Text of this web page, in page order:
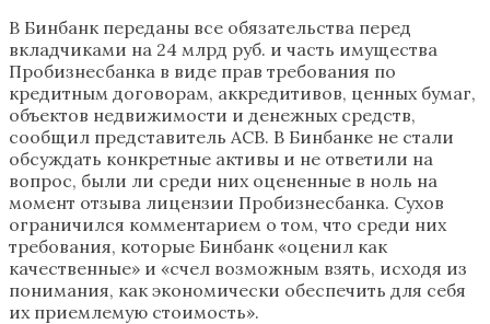
В Бинбанк переданы все обязательства перед
вкладчиками на 24 млрд руб. и часть имущества
Пробизнесбанка в виде прав требования по
кредитным договорам, аккредитивов, ценных бумаг,
объектов недвижимости и денежных средств,
сообщил представитель АСВ. В Бинбанке не стали
обсуждать конкретные активы и не ответили на
вопрос, были ли среди них оцененные в ноль на
момент отзыва лицензии Пробизнесбанка. Сухов
ограничился комментарием о том, что среди них
требования, которые Бинбанк «оценил как
качественные» и «счел возможным взять, исходя из
понимания, как экономически обеспечить для себя
их приемлемую стоимость».